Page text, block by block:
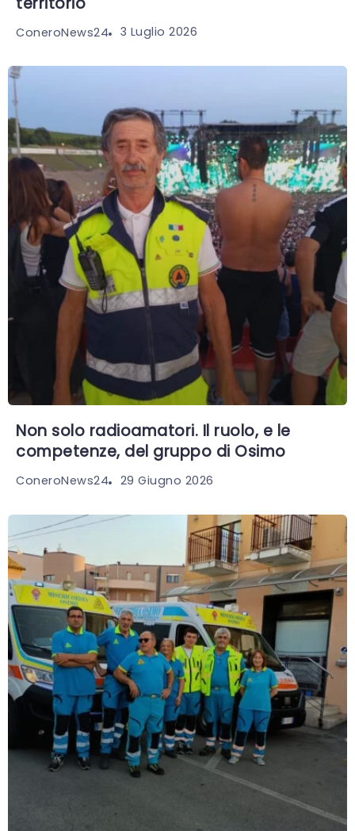
ConeroNews24 3 Luglio 2026
Non solo radioamatori. Il ruolo, e le
competenze, del gruppo di Osimo
ConeroNews24 29 Giugno 2026